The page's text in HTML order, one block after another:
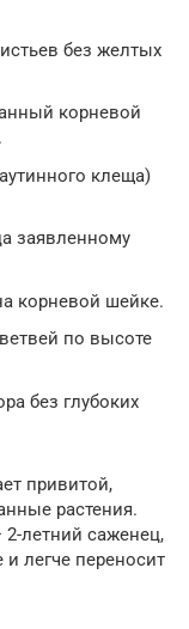
без желтых
корневой
клеща)
заявленному
корневой шейке.
по высоте
без глубоких
привитой,
растения.
летний саженец,
легче переносит